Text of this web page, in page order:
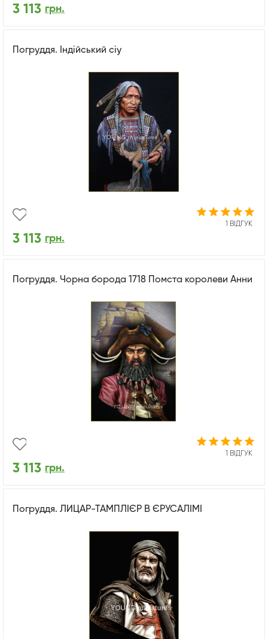
3 113 грн.
Погруддя. Індійський сіу
1 ВІДГУК
3 113 грн.
Погруддя. Чорна борода 1718 Помста королеви Анни
1 ВІДГУК
3 113 грн.
Погруддя. ЛИЦАР-ТАМПЛІЄР В ЄРУСАЛІМІ